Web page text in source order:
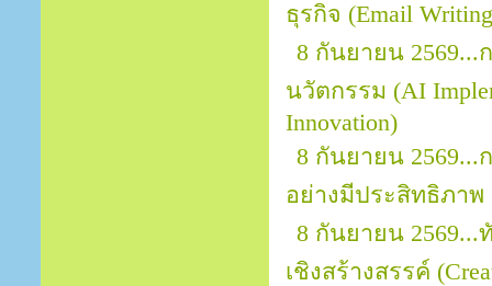
ธุรกิจ (Email
8 กันยายน 2569...
นวัตกรรม (AI
Innovation)
8 กันยายน
อย่างมีประสิทธิภาพ
8 กันยายน
เชิงสร้างสรรค์